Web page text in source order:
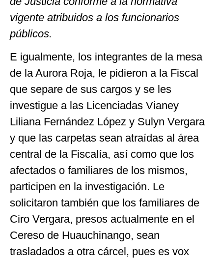
vigente atribuidos a los funcionarios
públicos.
E igualmente, los integrantes de la mesa
de la Aurora Roja, le pidieron a la Fiscal
que separe de sus cargos y se les
investigue a las Licenciadas Vianey
Liliana Fernández López y Sulyn Vergara
y que las carpetas sean atraídas al área
central de la Fiscalía, así como que los
afectados o familiares de los mismos,
participen en la investigación. Le
solicitaron también que los familiares de
Ciro Vergara, presos actualmente en el
Cereso de Huauchinango, sean
trasladados a otra cárcel, pues es vox